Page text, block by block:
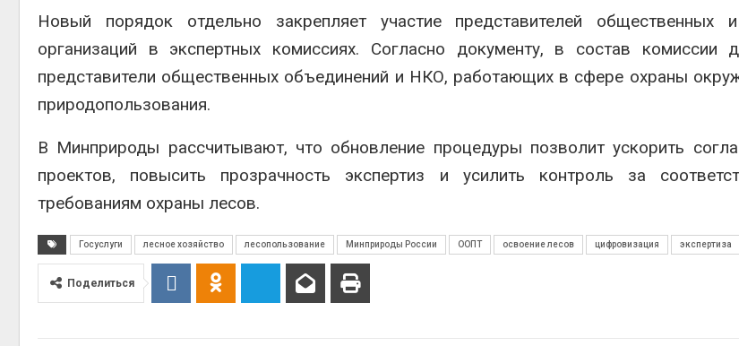
Новый порядок отдельно закрепляет участие представителей общественных и
организаций в экспертных комиссиях. Согласно документу, в состав комиссии
представители общественных объединений и НКО, работающих в сфере охраны
природопользования.
В Минприроды рассчитывают, что обновление процедуры позволит ускорить
проектов, повысить прозрачность экспертиз и усилить контроль за
требованиям охраны лесов.
Госуслуги лесное хозяйство лесопользование Минприроды России ООПТ освоение лесов цифровизация экспертиза
Поделиться